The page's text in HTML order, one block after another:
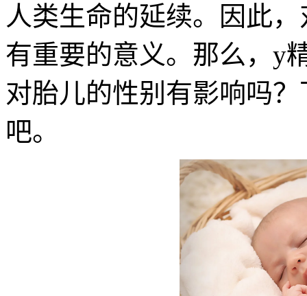
人类生命的延续。因此
有重要的意义。那么，y
对胎儿的性别有影响吗
吧。